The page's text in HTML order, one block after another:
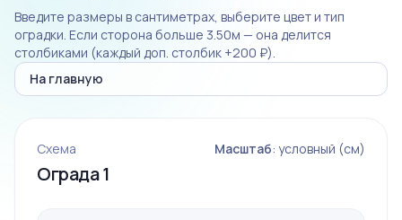
Введите размеры в сантиметрах, выберите цвет и тип
оградки. Если сторона больше 3.50м — она делится
столбиками (каждый доп. столбик +200 ₽).
На главную
Схема
Ограда 1
Масштаб: условный (см)